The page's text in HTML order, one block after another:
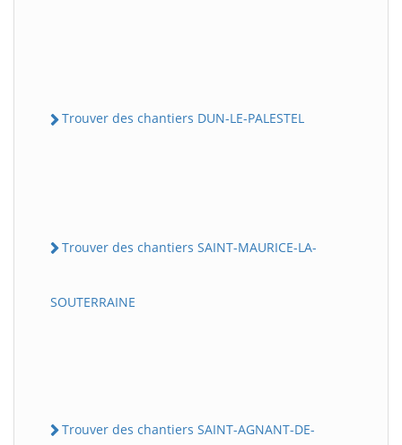
Trouver des chantiers DUN-LE-PALESTEL
Trouver des chantiers SAINT-MAURICE-LA-
SOUTERRAINE
Trouver des chantiers SAINT-AGNANT-DE-